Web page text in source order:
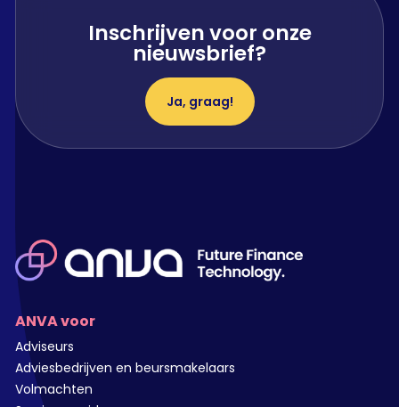
Inschrijven voor onze
nieuwsbrief?
Ja, graag!
ANVA voor
Adviseurs
Adviesbedrijven en beursmakelaars
Volmachten